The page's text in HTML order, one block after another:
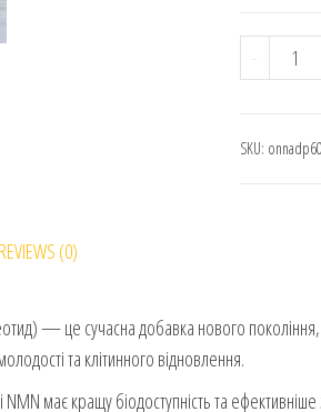
-
SKU: onnadp60
REVIEWS (0)
— це сучасна добавка нового
та клітинного відновлення.
має кращу біодоступність та